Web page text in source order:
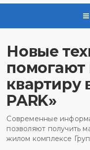
Новые
помогают
квартиру
PARK»
Современные
позволяют получить
жилом комплексе